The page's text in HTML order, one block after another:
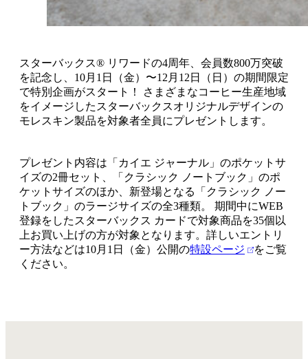
スターバックス® リワードの4周年、会員数800万突破
を記念し、10月1日（金）〜12月12日（日）の期間限定
で特別企画がスタート！ さまざまなコーヒー生産地域
をイメージしたスターバックスオリジナルデザインの
モレスキン製品を対象者全員にプレゼントします。
プレゼント内容は「カイエ ジャーナル」のポケットサ
イズの2冊セット、「クラシック ノートブック」のポ
ケットサイズのほか、新登場となる「クラシック ノー
トブック」のラージサイズの全3種類。 期間中にWEB
登録をしたスターバックス カードで対象商品を35個以
上お買い上げの方が対象となります。詳しいエントリ
ー方法などは10月1日（金）公開の特設ページ
をご覧
ください。